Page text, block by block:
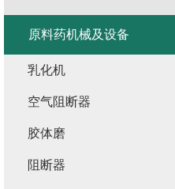
原料药机械及设备
乳化机
空气阻断器
胶体磨
阻断器